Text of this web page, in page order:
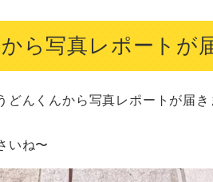
ら写真レポートが
どんくんから写真レポートが届き
いね〜